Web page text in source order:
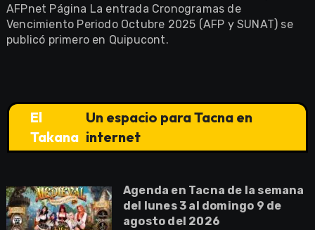
AFPnet Página La entrada Cronogramas de
Vencimiento Periodo Octubre 2025 (AFP y SUNAT) se
publicó primero en Quipucont.
El
Takana
Un espacio para Tacna en
internet
Agenda en Tacna de la semana
del lunes 3 al domingo 9 de
agosto del 2026